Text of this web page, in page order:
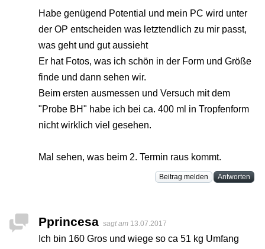
Habe genügend Potential und mein PC wird unter
der OP entscheiden was letztendlich zu mir passt,
was geht und gut aussieht
Er hat Fotos, was ich schön in der Form und Größe
finde und dann sehen wir.
Beim ersten ausmessen und Versuch mit dem
"Probe BH" habe ich bei ca. 400 ml in Tropfenform
nicht wirklich viel gesehen.
Mal sehen, was beim 2. Termin raus kommt.
Beitrag melden Antworten
Pprincesa sagt am 13.07.2017
Ich bin 160 Gros und wiege so ca 51 kg Umfang